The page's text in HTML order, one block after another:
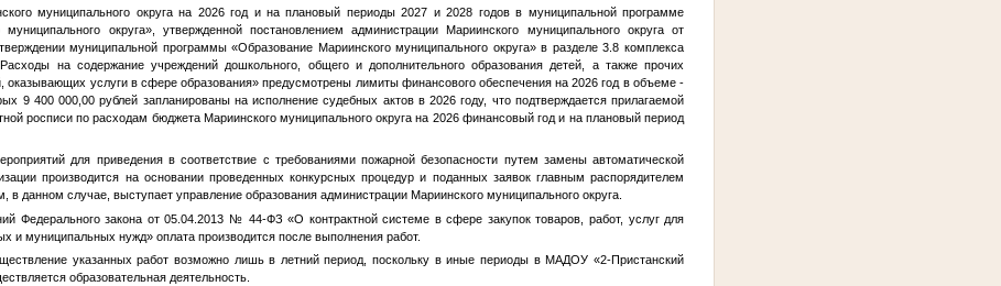
муниципального округа на 2026 год и на плановый периоды 2027 и 2028 годов в муниципальной программе
округа», утвержденной постановлением администрации Мариинского муниципального округа от
муниципальной программы «Образование Мариинского муниципального округа» в разделе 3.8 комплекса
на содержание учреждений дошкольного, общего и дополнительного образования детей, а также прочих
оказывающих услуги в сфере образования» предусмотрены лимиты финансового обеспечения на 2026 год в объеме -
9 400 000,00 рублей запланированы на исполнение судебных актов в 2026 году, что подтверждается прилагаемой
росписи по расходам бюджета Мариинского муниципального округа на 2026 финансовый год и на плановый период
для приведения в соответствие с требованиями пожарной безопасности путем замены автоматической
производится на основании проведенных конкурсных процедур и поданных заявок главным распорядителем
в данном случае, выступает управление образования администрации Мариинского муниципального округа.
Федерального закона от 05.04.2013 № 44-ФЗ «О контрактной системе в сфере закупок товаров, работ, услуг для
и муниципальных нужд» оплата производится после выполнения работ.
указанных работ возможно лишь в летний период, поскольку в иные периоды в МАДОУ «2-Пристанский
образовательная деятельность.